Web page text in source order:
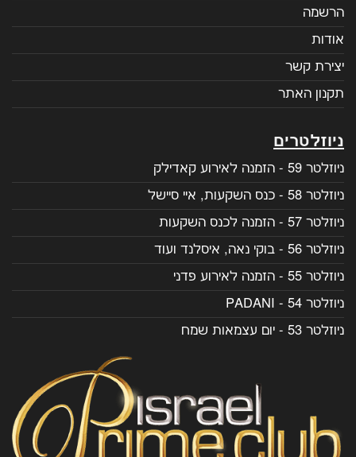
הרשמה
אודות
יצירת קשר
תקנון האתר
ניוזלטרים
ניוזלטר 59 - הזמנה לאירוע קאדילק
ניוזלטר 58 - כנס השקעות, איי סיישל
ניוזלטר 57 - הזמנה לכנס השקעות
ניוזלטר 56 - בוקי נאה, איסלנד ועוד
ניוזלטר 55 - הזמנה לאירוע פדני
ניוזלטר 54 - PADANI
ניוזלטר 53 - יום עצמאות שמח